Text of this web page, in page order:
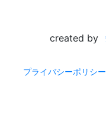
created by
プライバシーポリシー